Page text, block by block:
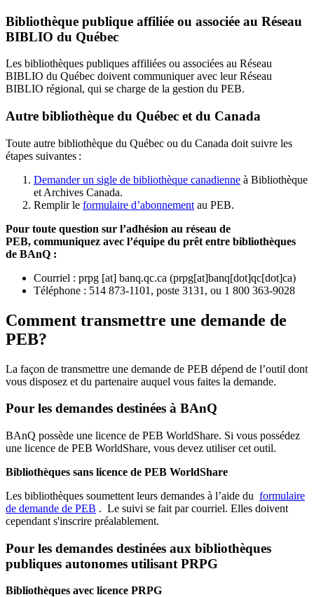
Bibliothèque publique affiliée ou associée au Réseau
BIBLIO du Québec
Les bibliothèques publiques affiliées ou associées au Réseau
BIBLIO du Québec doivent communiquer avec leur Réseau
BIBLIO régional, qui se charge de la gestion du PEB.
Autre bibliothèque du Québec et du Canada
Toute autre bibliothèque du Québec ou du Canada doit suivre les
étapes suivantes :
Demander un sigle de bibliothèque canadienne à Bibliothèque
et Archives Canada.
Remplir le formulaire d’abonnement au PEB.
Pour toute question sur l’adhésion au réseau de
PEB, communiquez avec l’équipe du prêt entre bibliothèques
de BAnQ :
Courriel : prpg [at] banq.qc.ca (prpg[at]banq[dot]qc[dot]ca)
Téléphone : 514 873-1101, poste 3131, ou 1 800 363-9028
Comment transmettre une demande de
PEB?
La façon de transmettre une demande de PEB dépend de l’outil dont
vous disposez et du partenaire auquel vous faites la demande.
Pour les demandes destinées à BAnQ
BAnQ possède une licence de PEB WorldShare. Si vous possédez
une licence de PEB WorldShare, vous devez utiliser cet outil.
Bibliothèques sans licence de PEB WorldShare
Les bibliothèques soumettent leurs demandes à l’aide du formulaire
de demande de PEB . Le suivi se fait par courriel. Elles doivent
cependant s'inscrire préalablement.
Pour les demandes destinées aux bibliothèques
publiques autonomes utilisant PRPG
Bibliothèques avec licence PRPG